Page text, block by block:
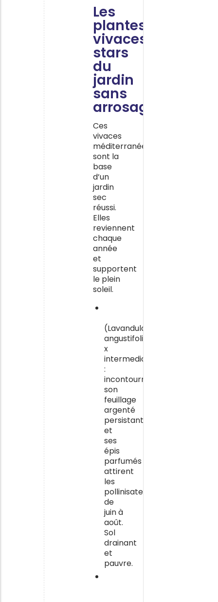
Les
plantes
vivaces
stars
du
jardin
sans
arrosage
Ces
vivaces
méditerranéennes
sont la
base
d’un
jardin
sec
réussi.
Elles
reviennent
chaque
année
et
supportent
le plein
soleil.
(Lavandula
angustifolia,
x
intermedia)
:
incontournable,
son
feuillage
argenté
persistant
et
ses
épis
parfumés
attirent
les
pollinisateurs
de
juin à
août.
Sol
drainant
et
pauvre.